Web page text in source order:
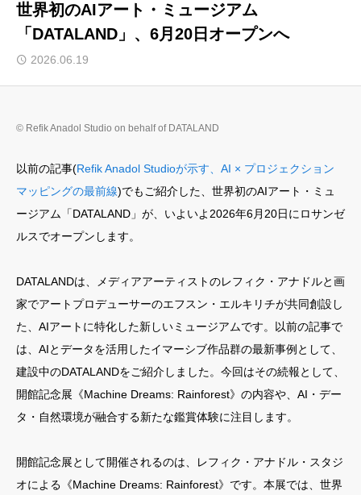
世界初のAIアート・ミュージアム
「DATALAND」、6月20日オープンへ
2026.06.19
© Refik Anadol Studio on behalf of DATALAND
以前の記事(Refik Anadol Studioが示す、AI × プロジェクション
マッピングの最前線)でもご紹介した、世界初のAIアート・ミュ
ージアム「DATALAND」が、いよいよ2026年6月20日にロサンゼ
ルスでオープンします。
DATALANDは、メディアアーティストのレフィク・アナドルと画
家でアートプロデューサーのエフスン・エルキリチが共同創設し
た、AIアートに特化した新しいミュージアムです。以前の記事で
は、AIとデータを活用したイマーシブ作品群の最新事例として、
建設中のDATALANDをご紹介しました。今回はその続報として、
開館記念展《Machine Dreams: Rainforest》の内容や、AI・デー
タ・自然環境が融合する新たな鑑賞体験に注目します。
開館記念展として開催されるのは、レフィク・アナドル・スタジ
オによる《Machine Dreams: Rainforest》です。本展では、世界
💬マッピングお悩み相談室
💡 クリエイター支援情報
トップページ
セミナー・ワークショップ情報
国内外コンテスト情報
クリエイター支援情報
プロジェクションマッピング協会公式サイト
1minute Projection Mapping Competition
会員専用サイト利用規約